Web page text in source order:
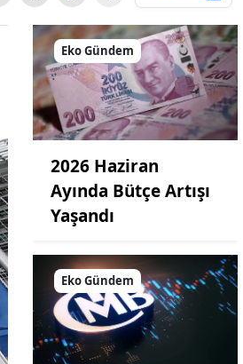
Eko Gündem
2026 Haziran
Ayında Bütçe Artışı
Yaşandı
Eko Gündem